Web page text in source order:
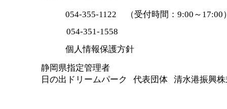
054-355-1122
（受付時間：9:00～17:00）
054-351-1558
個人情報保護方針
静岡県指定管理者
日の出ドリームパーク 代表団体 清水港振興株